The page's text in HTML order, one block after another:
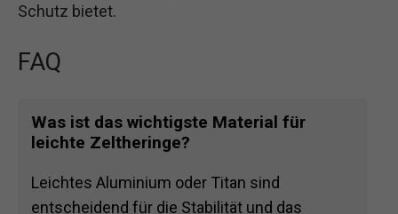
Schutz bietet.
FAQ
Was ist das wichtigste Material für
leichte Zeltheringe?
Leichtes Aluminium oder Titan sind
entscheidend für die Stabilität und das